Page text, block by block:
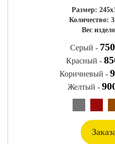
Размер:
Количество:
Вес
Серый - 750
Красный -
Коричневый -
Желтый -